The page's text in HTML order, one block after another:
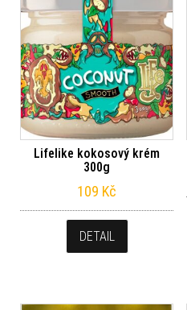
Lifelike kokosový krém
300g
109 Kč
DETAIL